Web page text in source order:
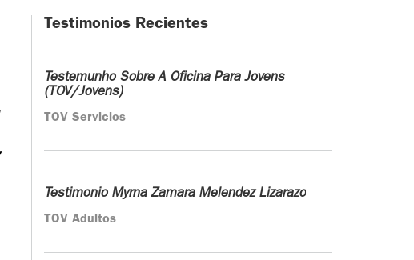
Testimonios Recientes
Testemunho Sobre A Oficina Para Jovens
(TOV/Jovens)
TOV Servicios
Testimonio Myrna Zamara Melendez Lizarazo
TOV Adultos